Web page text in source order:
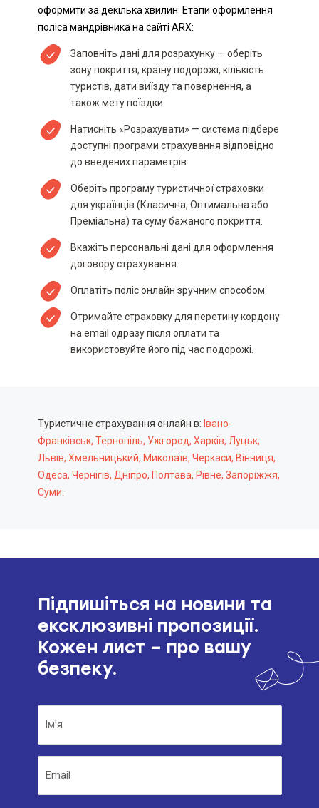
оформити за декілька хвилин. Етапи оформлення
поліса мандрівника на сайті ARX:
Заповніть дані для розрахунку — оберіть
зону покриття, країну подорожі, кількість
туристів, дати виїзду та повернення, а
також мету поїздки.
Натисніть «Розрахувати» — система підбере
доступні програми страхування відповідно
до введених параметрів.
Оберіть програму туристичної страховки
для українців (Класична, Оптимальна або
Преміальна) та суму бажаного покриття.
Вкажіть персональні дані для оформлення
договору страхування.
Оплатіть поліс онлайн зручним способом.
Отримайте страховку для перетину кордону
на email одразу після оплати та
використовуйте його під час подорожі.
Туристичне страхування онлайн в: Івано-
Франківськ, Тернопіль, Ужгород, Харків, Луцьк,
Львів, Хмельницький, Миколаїв, Черкаси, Вінниця,
Одеса, Чернігів, Дніпро, Полтава, Рівне, Запоріжжя,
Суми.
Підпишіться на новини та
ексклюзивні пропозиції.
Кожен лист – про вашу
безпеку.